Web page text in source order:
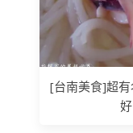
[台南美食]超